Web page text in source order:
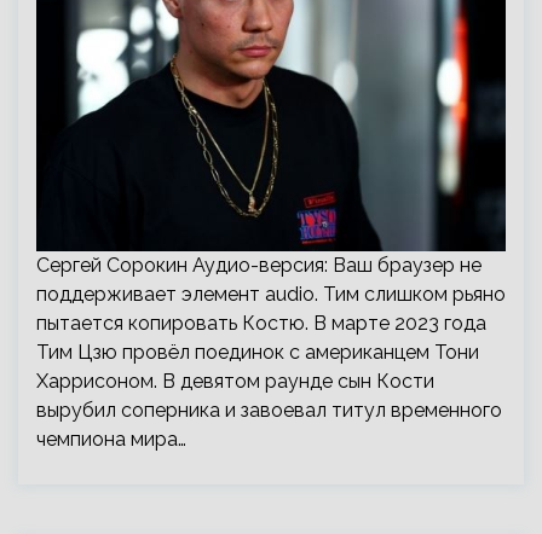
Сергей Сорокин Аудио-версия: Ваш браузер не
поддерживает элемент audio. Тим слишком рьяно
пытается копировать Костю. В марте 2023 года
Тим Цзю провёл поединок с американцем Тони
Харрисоном. В девятом раунде сын Кости
вырубил соперника и завоевал титул временного
чемпиона мира…